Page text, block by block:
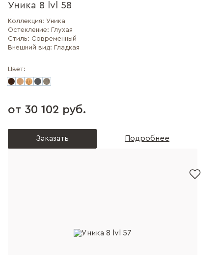
Уника 8 lvl 58
Коллекция: Уника
Остекление: Глухая
Стиль: Современный
Внешний вид: Гладкая
Цвет:
от 30 102 руб.
Заказать Подробнее